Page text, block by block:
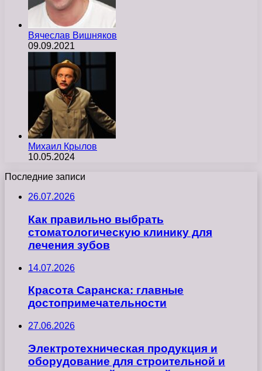
Вячеслав Вишняков
09.09.2021
Михаил Крылов
10.05.2024
Последние записи
26.07.2026
Как правильно выбрать
стоматологическую клинику для
лечения зубов
14.07.2026
Красота Саранска: главные
достопримечательности
27.06.2026
Электротехническая продукция и
оборудование для строительной и